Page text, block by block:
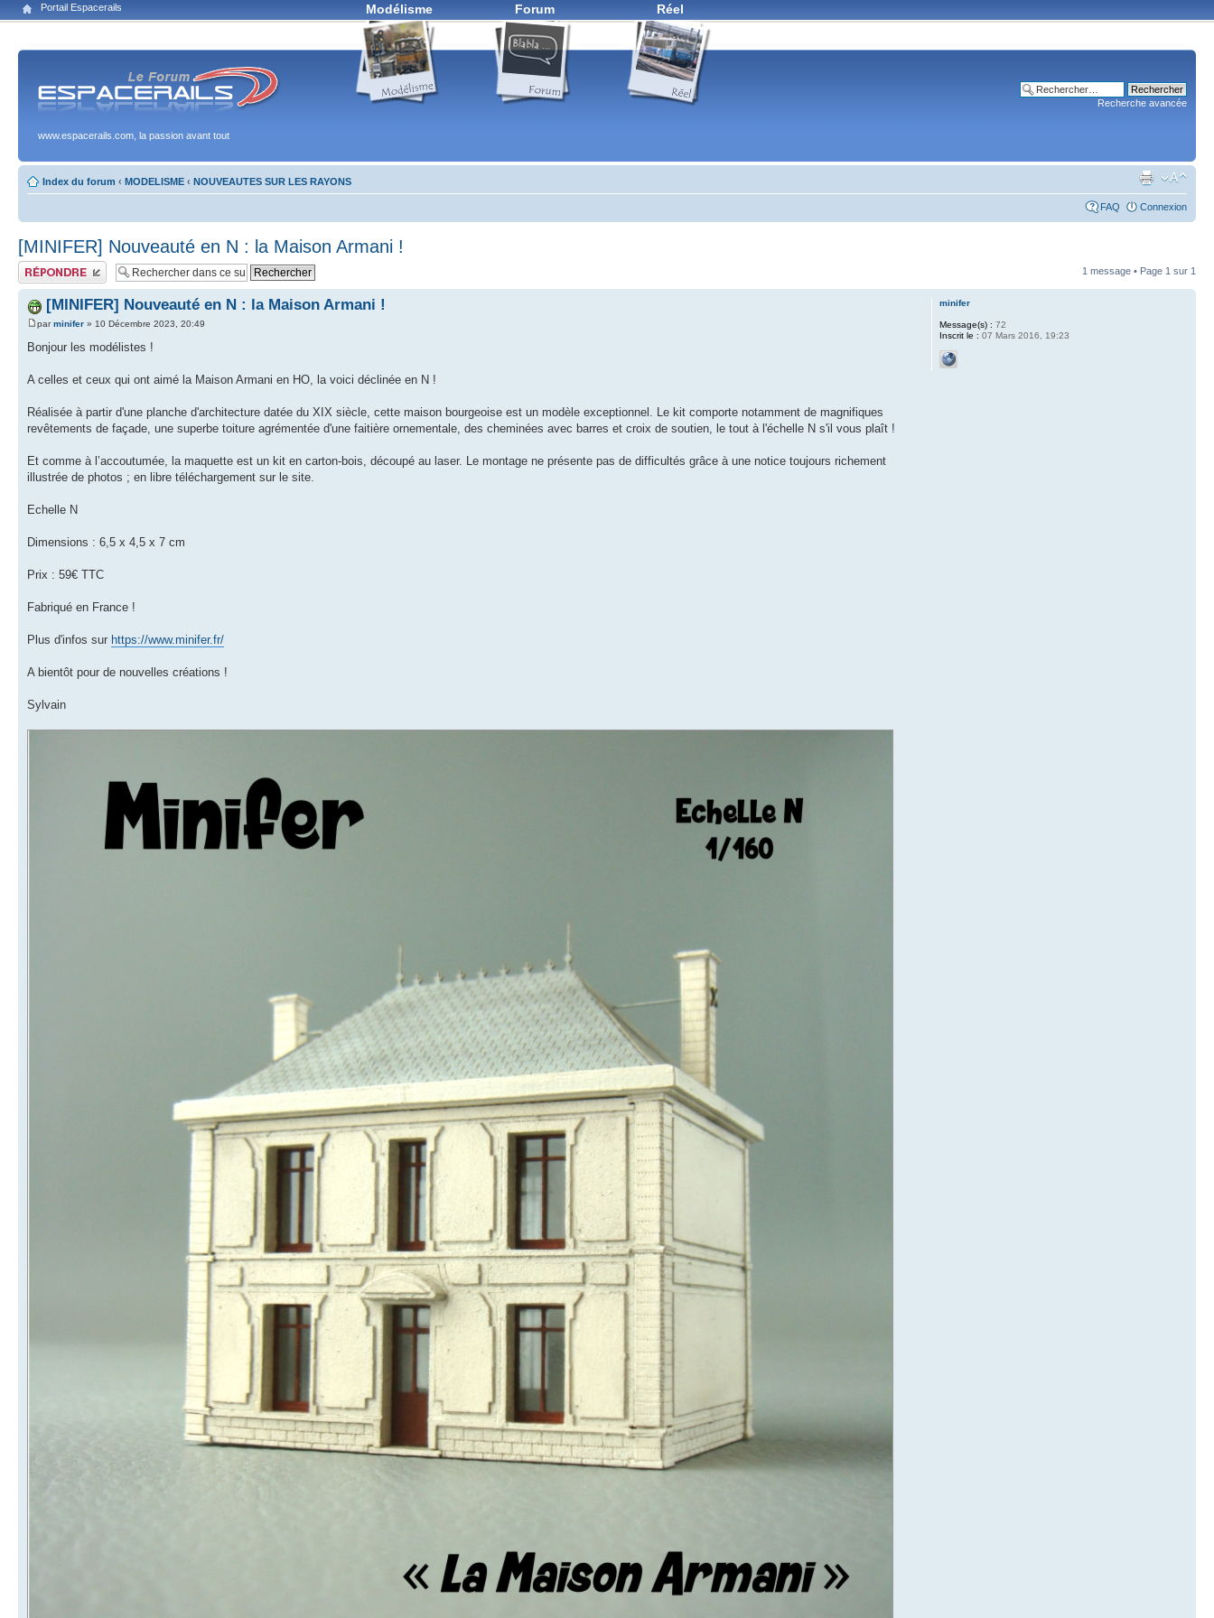
Portail Espacerails Modélisme Forum Réel
www.espacerails.com, la passion avant tout
Recherche avancée
Index du forum ‹ MODELISME ‹ NOUVEAUTES SUR LES RAYONS
FAQ Connexion
[MINIFER] Nouveauté en N : la Maison Armani !
Publier une réponse 1 message • Page 1 sur 1
[MINIFER] Nouveauté en N : la Maison Armani !
parminifer » 10 Décembre 2023, 20:49
Bonjour les modélistes !
A celles et ceux qui ont aimé la Maison Armani en HO, la voici déclinée en N !
Réalisée à partir d'une planche d'architecture datée du XIX siècle, cette maison bourgeoise est un modèle exceptionnel. Le kit comporte notamment de magnifiques
revêtements de façade, une superbe toiture agrémentée d'une faitière ornementale, des cheminées avec barres et croix de soutien, le tout à l'échelle N s'il vous plaît !
Et comme à l’accoutumée, la maquette est un kit en carton-bois, découpé au laser. Le montage ne présente pas de difficultés grâce à une notice toujours richement
illustrée de photos ; en libre téléchargement sur le site.
Echelle N
Dimensions : 6,5 x 4,5 x 7 cm
Prix : 59€ TTC
Fabriqué en France !
Plus d'infos sur https://www.minifer.fr/
A bientôt pour de nouvelles créations !
Sylvain
minifer
Message(s) : 72
Inscrit le : 07 Mars 2016, 19:23